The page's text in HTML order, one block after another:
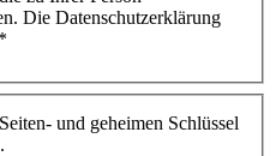
Die Datenschutzerklärung
und geheimen Schlüssel